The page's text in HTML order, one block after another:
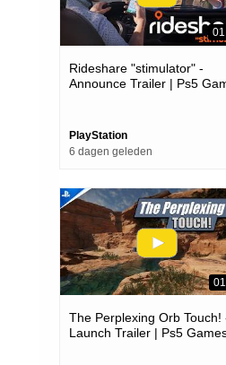
Rideshare "stimulator" -
Announce Trailer | Ps5
PlayStation
6 dagen geleden
The Perplexing Orb Touch!
Launch Trailer | Ps5